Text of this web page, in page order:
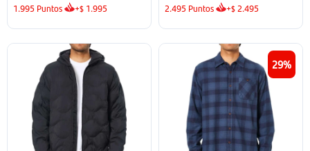
1.995 Puntos +$ 1.995 2.495 Puntos +$ 2.495
29